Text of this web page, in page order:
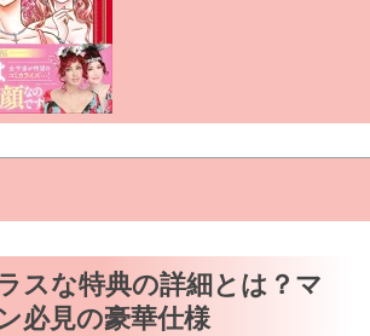
スな特典の詳細とは？マ
必見の豪華仕様